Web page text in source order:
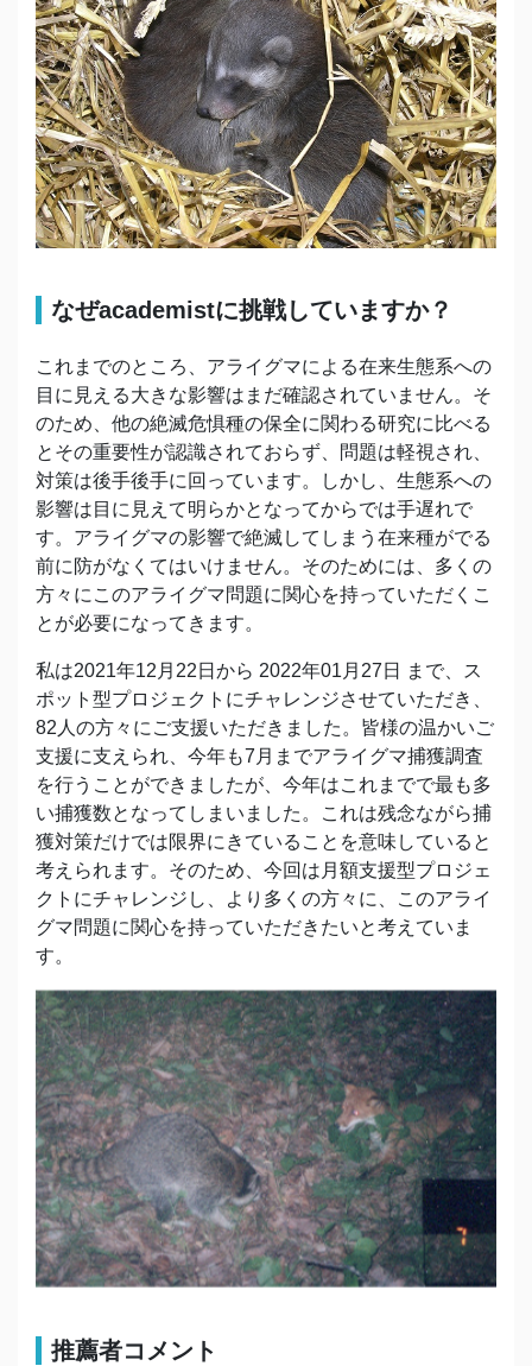
なぜacademistに挑戦していますか？
これまでのところ、アライグマによる在来生態系への
目に見える大きな影響はまだ確認されていません。そ
のため、他の絶滅危惧種の保全に関わる研究に比べる
とその重要性が認識されておらず、問題は軽視され、
対策は後手後手に回っています。しかし、生態系への
影響は目に見えて明らかとなってからでは手遅れで
す。アライグマの影響で絶滅してしまう在来種がでる
前に防がなくてはいけません。そのためには、多くの
方々にこのアライグマ問題に関心を持っていただくこ
とが必要になってきます。
私は2021年12月22日から 2022年01月27日 まで、ス
ポット型プロジェクトにチャレンジさせていただき、
82人の方々にご支援いただきました。皆様の温かいご
支援に支えられ、今年も7月までアライグマ捕獲調査
を行うことができましたが、今年はこれまでで最も多
い捕獲数となってしまいました。これは残念ながら捕
獲対策だけでは限界にきていることを意味していると
考えられます。そのため、今回は月額支援型プロジェ
クトにチャレンジし、より多くの方々に、このアライ
グマ問題に関心を持っていただきたいと考えていま
す。
推薦者コメント